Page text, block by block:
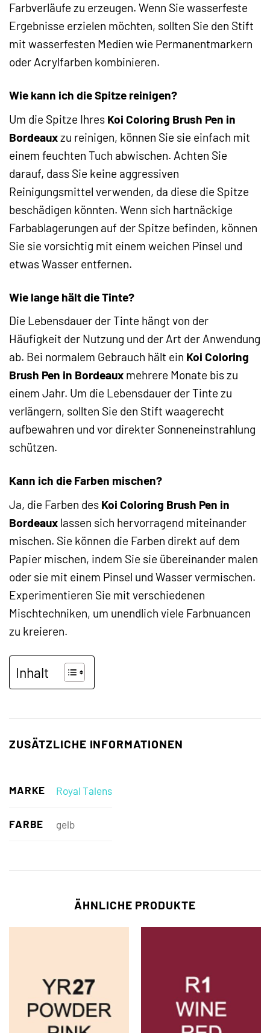
Farbverläufe zu erzeugen. Wenn Sie wasserfeste
Ergebnisse erzielen möchten, sollten Sie den Stift
mit wasserfesten Medien wie Permanentmarkern
oder Acrylfarben kombinieren.
Wie kann ich die Spitze reinigen?
Um die Spitze Ihres Koi Coloring Brush Pen in
Bordeauxzu reinigen, können Sie sie einfach mit
einem feuchten Tuch abwischen. Achten Sie
darauf, dass Sie keine aggressiven
Reinigungsmittel verwenden, da diese die Spitze
beschädigen könnten. Wenn sich hartnäckige
Farbablagerungen auf der Spitze befinden, können
Sie sie vorsichtig mit einem weichen Pinsel und
etwas Wasser entfernen.
Wie lange hält die Tinte?
Die Lebensdauer der Tinte hängt von der
Häufigkeit der Nutzung und der Art der Anwendung
ab. Bei normalem Gebrauch hält ein Koi Coloring
Brush Pen in Bordeaux mehrere Monate bis zu
einem Jahr. Um die Lebensdauer der Tinte zu
verlängern, sollten Sie den Stift waagerecht
aufbewahren und vor direkter Sonneneinstrahlung
schützen.
Kann ich die Farben mischen?
Ja, die Farben des Koi Coloring Brush Pen in
Bordeaux lassen sich hervorragend miteinander
mischen. Sie können die Farben direkt auf dem
Papier mischen, indem Sie sie übereinander malen
oder sie mit einem Pinsel und Wasser vermischen.
Experimentieren Sie mit verschiedenen
Mischtechniken, um unendlich viele Farbnuancen
zu kreieren.
Inhalt
ZUSÄTZLICHE INFORMATIONEN
MARKE Royal Talens
FARBE gelb
ÄHNLICHE PRODUKTE